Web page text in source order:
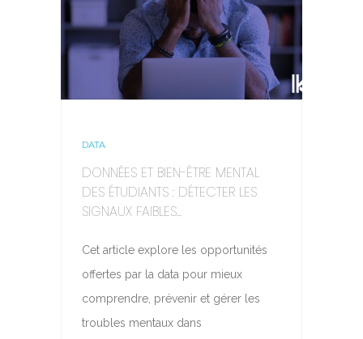
DATA
DONNÉES ET BIEN-ÊTRE MENTAL
DES ÉTUDIANTS : DÉTECTER LES
SIGNAUX FAIBLES...
Cet article explore les opportunités
offertes par la data pour mieux
comprendre, prévenir et gérer les
troubles mentaux dans